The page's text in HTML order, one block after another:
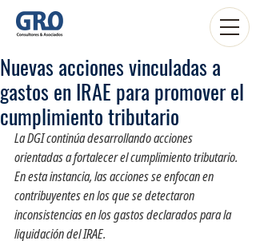
Nuevas acciones vinculadas a
gastos en IRAE para promover el
cumplimiento tributario
La DGI continúa desarrollando acciones
orientadas a fortalecer el cumplimiento tributario.
En esta instancia, las acciones se enfocan en
contribuyentes en los que se detectaron
inconsistencias en los gastos declarados para la
liquidación del IRAE.